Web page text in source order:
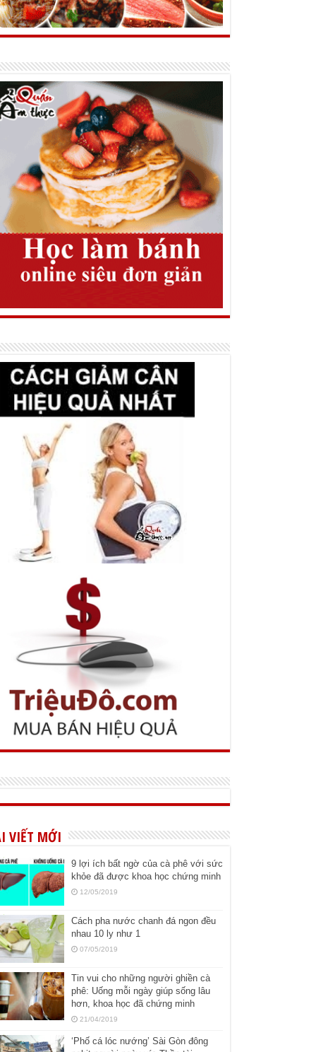
VIẾT MỚI
9 lợi ích bất ngờ của cà phê với sức
khỏe đã được khoa học chứng minh
12/05/2019
Cách pha nước chanh đá ngon đều
nhau 10 ly như 1
07/05/2019
Tin vui cho những người ghiền cà
phê: Uống mỗi ngày giúp sống lâu
hơn, khoa học đã chứng minh
21/04/2019
‘Phố cá lóc nướng’ Sài Gòn đông